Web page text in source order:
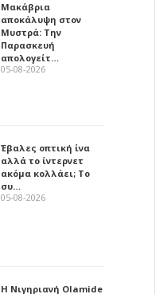
Μακάβρια
αποκάλυψη στον
Μυστρά: Την
Παρασκευή
απολογείτ…
05-08-2026
Έβαλες οπτική ίνα
αλλά το ίντερνετ
ακόμα κολλάει; Το
συ…
05-08-2026
Η Νιγηριανή Olamide